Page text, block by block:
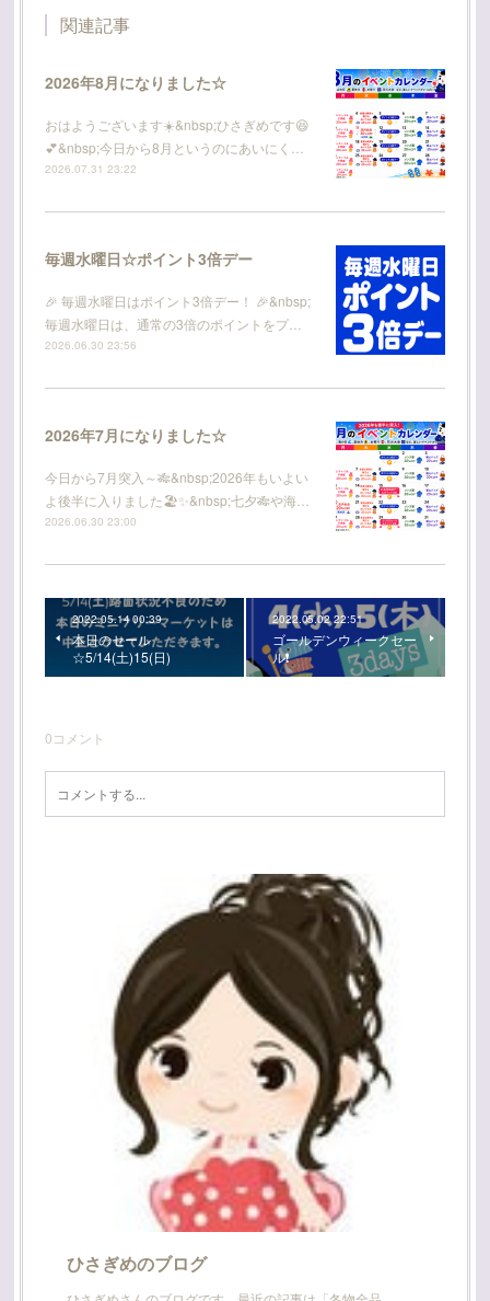
関連記事
2026年8月になりました☆
おはようございます☀️&nbsp;ひさぎめです😆
💕&nbsp;今日から8月というのにあいにく…
2026.07.31 23:22
毎週水曜日☆ポイント3倍デー
🎉 毎週水曜日はポイント3倍デー！ 🎉&nbsp;
毎週水曜日は、通常の3倍のポイントをプ…
2026.06.30 23:56
2026年7月になりました☆
今日から7月突入～🎋&nbsp;2026年もいよい
よ後半に入りました🏖️✨&nbsp;七夕🎋や海…
2026.06.30 23:00
2022.05.14 00:39
本日のセール
☆5/14(土)15(日)
2022.05.02 22:51
ゴールデンウィークセー
ル❗
0コメント
ひさぎめのブログ